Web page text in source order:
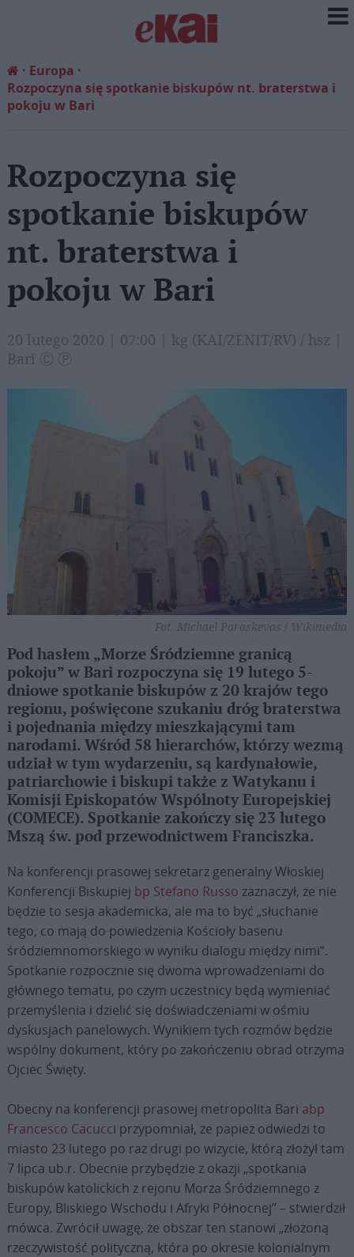
Europa
Rozpoczyna się spotkanie biskupów nt. braterstwa i
pokoju w Bari
Rozpoczyna się
spotkanie biskupów
nt. braterstwa i
pokoju w Bari
20 lutego 2020 | 07:00 | kg (KAI/ZENIT/RV) / hsz |
Bari Ⓒ Ⓟ
Fot. Michael Paraskevas / Wikimedia
Pod hasłem „Morze Śródziemne granicą
pokoju” w Bari rozpoczyna się 19 lutego 5-
dniowe spotkanie biskupów z 20 krajów tego
regionu, poświęcone szukaniu dróg braterstwa
i pojednania między mieszkającymi tam
narodami. Wśród 58 hierarchów, którzy wezmą
udział w tym wydarzeniu, są kardynałowie,
patriarchowie i biskupi także z Watykanu i
Komisji Episkopatów Wspólnoty Europejskiej
(COMECE). Spotkanie zakończy się 23 lutego
Mszą św. pod przewodnictwem Franciszka.
Na konferencji prasowej sekretarz generalny Włoskiej
Konferencji Biskupiej bp Stefano Russo zaznaczył, że nie
będzie to sesja akademicka, ale ma to być „słuchanie
tego, co mają do powiedzenia Kościoły basenu
śródziemnomorskiego w wyniku dialogu między nimi”.
Spotkanie rozpocznie się dwoma wprowadzeniami do
głównego tematu, po czym uczestnicy będą wymieniać
przemyślenia i dzielić się doświadczeniami w ośmiu
dyskusjach panelowych. Wynikiem tych rozmów będzie
wspólny dokument, który po zakończeniu obrad otrzyma
Ojciec Święty.
Obecny na konferencji prasowej metropolita Bari abp
Francesco Cacucci przypomniał, że papież odwiedzi to
miasto 23 lutego po raz drugi po wizycie, którą złożył tam
7 lipca ub.r. Obecnie przybędzie z okazji „spotkania
biskupów katolickich z rejonu Morza Śródziemnego z
Europy, Bliskiego Wschodu i Afryki Północnej” – stwierdził
mówca. Zwrócił uwagę, że obszar ten stanowi „złożoną
rzeczywistość polityczną, która po okresie kolonialnym